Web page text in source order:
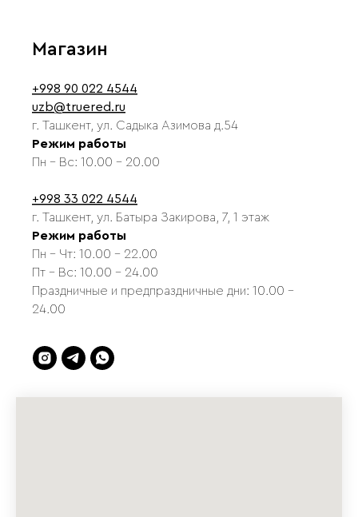
Магазин
+998 90 022 4544
uzb@truered.ru
г. Ташкент, ул. Садыка Азимова д.54
Режим работы
Пн - Вс: 10.00 - 20.00
+998 33 022 4544
г. Ташкент, ул. Батыра Закирова, 7, 1 этаж
Режим работы
Пн - Чт: 10.00 - 22.00
Пт - Вс: 10.00 - 24.00
Праздничные и предпраздничные дни: 10.00 -
24.00